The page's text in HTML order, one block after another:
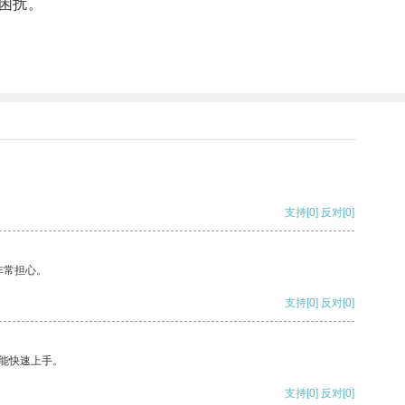
扰。
支持[0] 反对[0]
担心。
支持[0] 反对[0]
快速上手。
支持[0] 反对[0]